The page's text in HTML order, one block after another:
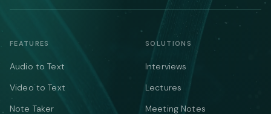
FEATURES
Audio to Text
Video to Text
Note Taker
SOLUTIONS
Interviews
Lectures
Meeting Notes